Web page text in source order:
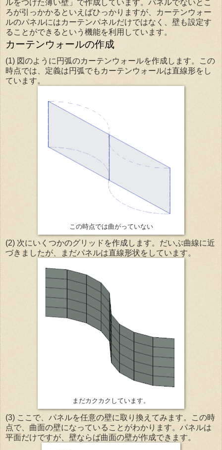
ルをつけた薄い壁」で作成しています。パネルでないとこ
ろが引っかかるといえばひっかりますが、カーテンウォー
ルのパネルにはカーテンパネルだけではなく、壁も設定す
ることができるという機能を利用しています。
カーテンウォールの作成
(1) 図のように円弧のカーテンウォールを作成します。この
時点では、定義は円弧でもカーテンウォールは直線形をし
ています。
この時点では曲がっていない
(2) 次にいくつかのグリッドを作成します。だいぶ曲線に近
づきましたが、まだパネルは直線形状をしています。
まだカクカクしています。
(3) ここで、パネルを任意の壁に取り換えてみます。この時
点で、曲面の壁になっていることがわかります。パネルは
平面だけですが、壁ならば曲面の壁が作成できます。